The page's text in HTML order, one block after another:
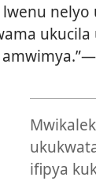
ifipya